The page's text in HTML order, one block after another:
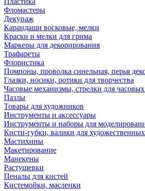
Фломастеры
Декупаж
Карандаши восковые, мелки
Краски и мелки для грима
Маркеры для декорирования
Трафареты
Флористика
Помпоны, проволка синельная, перья
Глазки, носики, ротики для творчества
Часовые механизмы, стрелки для
Пазлы
Товары для художников
Инструменты и аксессуары
Инструменты и наборы для
Кисти-губки, валики для
Мастихины
Макетирование
Манекены
Растушевки
Пеналы для кистей
Кистемойки, масленки